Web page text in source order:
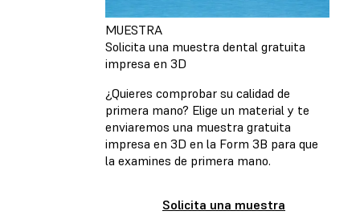
MUESTRA
Solicita una muestra dental gratuita
impresa en 3D
¿Quieres comprobar su calidad de
primera mano? Elige un material y te
enviaremos una muestra gratuita
impresa en 3D en la Form 3B para que
la examines de primera mano.
Solicita una muestra